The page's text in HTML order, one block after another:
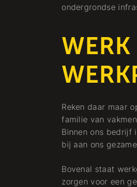
ondergrondse
Reken daar maar
familie van
Binnen ons bedrijf
bij aan ons
Bovenal staat
zorgen voor een